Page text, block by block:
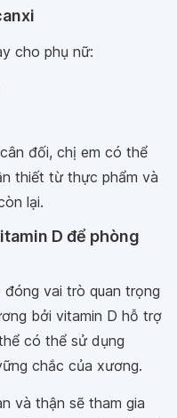
cho phụ nữ:
đối, chị em có thể
thiết từ thực phẩm và
lại.
D để phòng
vai trò quan trọng
bởi vitamin D hỗ trợ
có thể sử dụng
chắc của xương.
và thận sẽ tham gia